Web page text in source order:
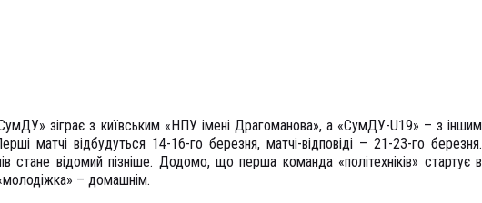
зіграє з київським «НПУ імені Драгоманова», а «СумДУ-U19» – з іншим
матчі відбудуться 14-16-го березня, матчі-відповіді – 21-23-го березня.
стане відомий пізніше. Додомо, що перша команда «політехніків» стартує в
– домашнім.